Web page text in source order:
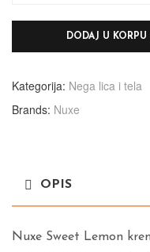
DODAJ U KORPU
Kategorija: Nega lica i tela
Brands: Nuxe
OPIS
Nuxe Sweet Lemon